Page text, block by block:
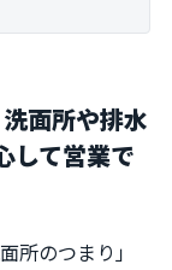
面所や排水
して営業で
所のつまり」